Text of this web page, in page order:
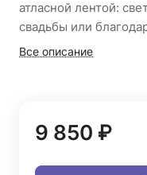
атласной лентой:
свадьбы или
Все описание
9 850 ₽